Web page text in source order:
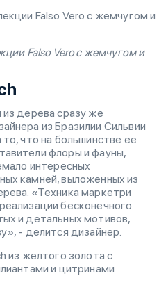
Falso Vero с жемчугом и
дерева сразу же
из Бразилии Сильвии
что на большинстве ее
флоры и фауны,
интересных
камней, выложенных из
«Техника маркетри
бесконечного
и детальных мотивов,
- делится дизайнер.